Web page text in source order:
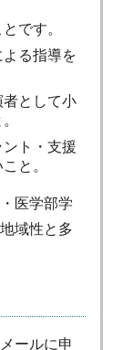
です。
る指導を
者として小
ト・支援
と。
医学部学
域性と多
ールに申